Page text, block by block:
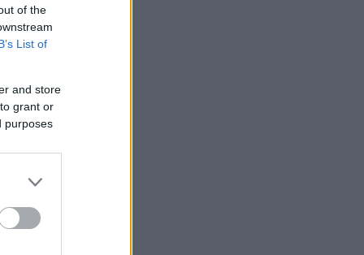
of the
List of
and store
grant or
purposes